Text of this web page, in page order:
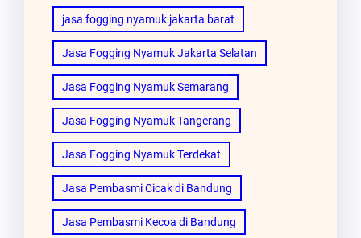
jasa fogging nyamuk jakarta barat
Jasa Fogging Nyamuk Jakarta Selatan
Jasa Fogging Nyamuk Semarang
Jasa Fogging Nyamuk Tangerang
Jasa Fogging Nyamuk Terdekat
Jasa Pembasmi Cicak di Bandung
Jasa Pembasmi Kecoa di Bandung